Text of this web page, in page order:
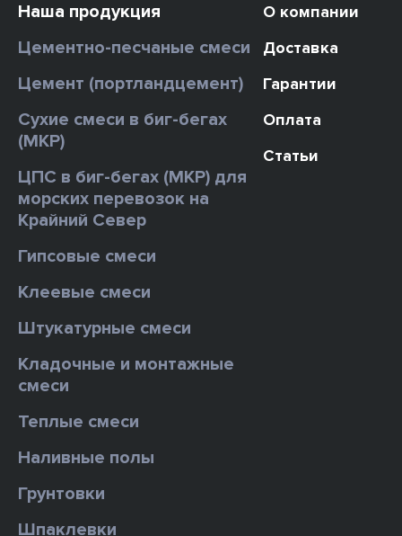
Наша продукция
Цементно-песчаные смеси
Цемент (портландцемент)
Сухие смеси в биг-бегах
(МКР)
ЦПС в биг-бегах (МКР) для
морских перевозок на
Крайний Север
Гипсовые смеси
Клеевые смеси
Штукатурные смеси
Кладочные и монтажные
смеси
Теплые смеси
Наливные полы
Грунтовки
Шпаклевки
О компании
Доставка
Гарантии
Оплата
Статьи